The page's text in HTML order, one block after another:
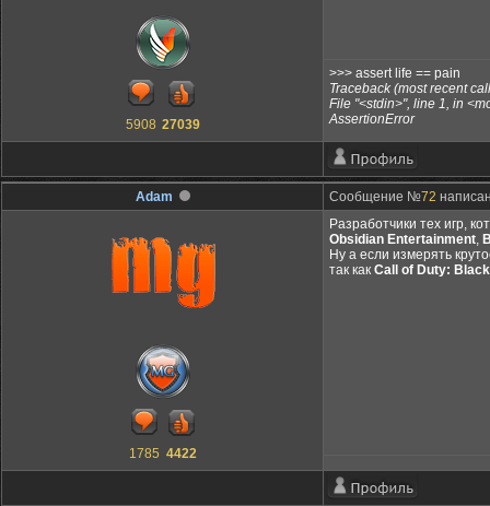
5908 27039
>>> assert life == pain
Traceback (most recent
File "<stdin>", line 1, in
AssertionError
Adam Сообщение №72
1785 4422
Разработчики тех игр,
Obsidian Entertainment,
Ну а если измерять
так как Call of Duty: